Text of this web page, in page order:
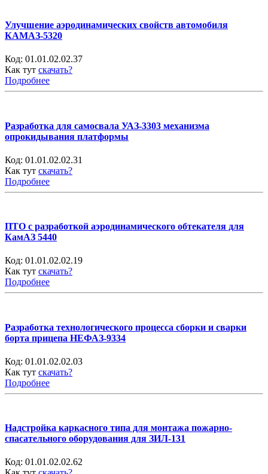
Улучшение аэродинамических свойств автомобиля
КАМАЗ-5320
Код: 01.01.02.02.37
Как тут скачать?
Подробнее
Разработка для самосвала УАЗ-3303 механизма
опрокидывания платформы
Код: 01.01.02.02.31
Как тут скачать?
Подробнее
ПТО с разработкой аэродинамического обтекателя для
КамАЗ 5440
Код: 01.01.02.02.19
Как тут скачать?
Подробнее
Разработка технологического процесса сборки и сварки
борта прицепа НЕФАЗ-9334
Код: 01.01.02.02.03
Как тут скачать?
Подробнее
Надстройка каркасного типа для монтажа пожарно-
спасательного оборудования для ЗИЛ-131
Код: 01.01.02.02.62